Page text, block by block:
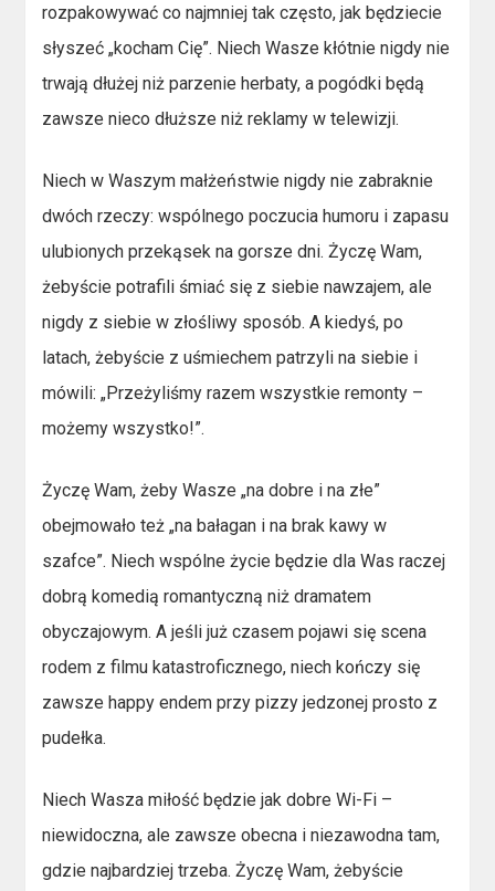
rozpakowywać co najmniej tak często, jak będziecie
słyszeć „kocham Cię”. Niech Wasze kłótnie nigdy nie
trwają dłużej niż parzenie herbaty, a pogódki będą
zawsze nieco dłuższe niż reklamy w telewizji.
Niech w Waszym małżeństwie nigdy nie zabraknie
dwóch rzeczy: wspólnego poczucia humoru i zapasu
ulubionych przekąsek na gorsze dni. Życzę Wam,
żebyście potrafili śmiać się z siebie nawzajem, ale
nigdy z siebie w złośliwy sposób. A kiedyś, po
latach, żebyście z uśmiechem patrzyli na siebie i
mówili: „Przeżyliśmy razem wszystkie remonty –
możemy wszystko!”.
Życzę Wam, żeby Wasze „na dobre i na złe”
obejmowało też „na bałagan i na brak kawy w
szafce”. Niech wspólne życie będzie dla Was raczej
dobrą komedią romantyczną niż dramatem
obyczajowym. A jeśli już czasem pojawi się scena
rodem z filmu katastroficznego, niech kończy się
zawsze happy endem przy pizzy jedzonej prosto z
pudełka.
Niech Wasza miłość będzie jak dobre Wi-Fi –
niewidoczna, ale zawsze obecna i niezawodna tam,
gdzie najbardziej trzeba. Życzę Wam, żebyście